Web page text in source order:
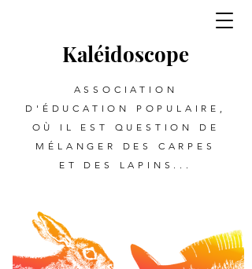
Kaléidoscope
ASSOCIATION
D'ÉDUCATION POPULAIRE,
OÙ IL EST QUESTION DE
MÉLANGER DES CARPES
ET DES LAPINS...